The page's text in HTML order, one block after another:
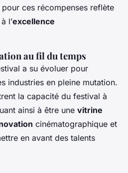
ces récompenses reflète
l’excellence
au fil du temps
a su évoluer pour
industries en pleine mutation.
la capacité du festival à
ainsi à être une vitrine
cinématographique et
en avant des talents